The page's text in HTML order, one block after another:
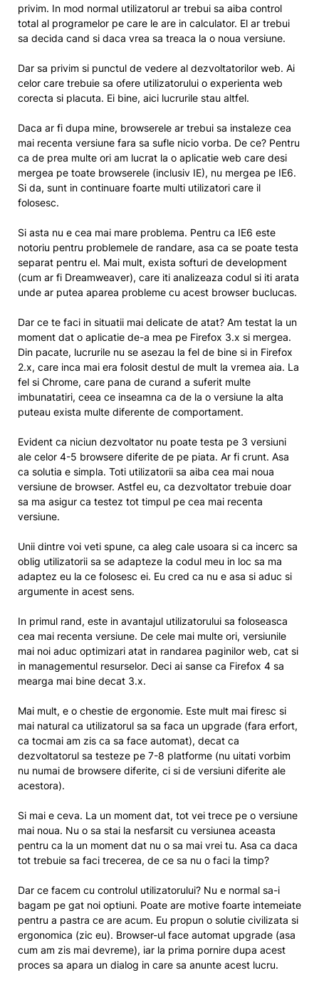
privim. In mod normal utilizatorul ar trebui sa aiba control
total al programelor pe care le are in calculator. El ar trebui
sa decida cand si daca vrea sa treaca la o noua versiune.
Dar sa privim si punctul de vedere al dezvoltatorilor web. Ai
celor care trebuie sa ofere utilizatorului o experienta web
corecta si placuta. Ei bine, aici lucrurile stau altfel.
Daca ar fi dupa mine, browserele ar trebui sa instaleze cea
mai recenta versiune fara sa sufle nicio vorba. De ce? Pentru
ca de prea multe ori am lucrat la o aplicatie web care desi
mergea pe toate browserele (inclusiv IE), nu mergea pe IE6.
Si da, sunt in continuare foarte multi utilizatori care il
folosesc.
Si asta nu e cea mai mare problema. Pentru ca IE6 este
notoriu pentru problemele de randare, asa ca se poate testa
separat pentru el. Mai mult, exista softuri de development
(cum ar fi Dreamweaver), care iti analizeaza codul si iti arata
unde ar putea aparea probleme cu acest browser buclucas.
Dar ce te faci in situatii mai delicate de atat? Am testat la un
moment dat o aplicatie de-a mea pe Firefox 3.x si mergea.
Din pacate, lucrurile nu se asezau la fel de bine si in Firefox
2.x, care inca mai era folosit destul de mult la vremea aia. La
fel si Chrome, care pana de curand a suferit multe
imbunatatiri, ceea ce inseamna ca de la o versiune la alta
puteau exista multe diferente de comportament.
Evident ca niciun dezvoltator nu poate testa pe 3 versiuni
ale celor 4-5 browsere diferite de pe piata. Ar fi crunt. Asa
ca solutia e simpla. Toti utilizatorii sa aiba cea mai noua
versiune de browser. Astfel eu, ca dezvoltator trebuie doar
sa ma asigur ca testez tot timpul pe cea mai recenta
versiune.
Unii dintre voi veti spune, ca aleg cale usoara si ca incerc sa
oblig utilizatorii sa se adapteze la codul meu in loc sa ma
adaptez eu la ce folosesc ei. Eu cred ca nu e asa si aduc si
argumente in acest sens.
In primul rand, este in avantajul utilizatorului sa foloseasca
cea mai recenta versiune. De cele mai multe ori, versiunile
mai noi aduc optimizari atat in randarea paginilor web, cat si
in managementul resurselor. Deci ai sanse ca Firefox 4 sa
mearga mai bine decat 3.x.
Mai mult, e o chestie de ergonomie. Este mult mai firesc si
mai natural ca utilizatorul sa sa faca un upgrade (fara erfort,
ca tocmai am zis ca sa face automat), decat ca
dezvoltatorul sa testeze pe 7-8 platforme (nu uitati vorbim
nu numai de browsere diferite, ci si de versiuni diferite ale
acestora).
Si mai e ceva. La un moment dat, tot vei trece pe o versiune
mai noua. Nu o sa stai la nesfarsit cu versiunea aceasta
pentru ca la un moment dat nu o sa mai vrei tu. Asa ca daca
tot trebuie sa faci trecerea, de ce sa nu o faci la timp?
Dar ce facem cu controlul utilizatorului? Nu e normal sa-i
bagam pe gat noi optiuni. Poate are motive foarte intemeiate
pentru a pastra ce are acum. Eu propun o solutie civilizata si
ergonomica (zic eu). Browser-ul face automat upgrade (asa
cum am zis mai devreme), iar la prima pornire dupa acest
proces sa apara un dialog in care sa anunte acest lucru.